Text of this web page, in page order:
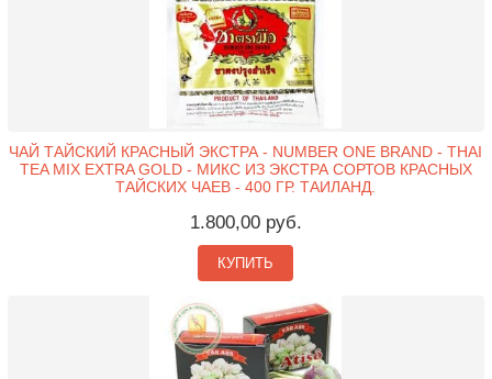
ЧАЙ ТАЙСКИЙ КРАСНЫЙ ЭКСТРА - NUMBER ONE BRAND - THAI
TEA MIX EXTRA GOLD - МИКС ИЗ ЭКСТРА СОРТОВ КРАСНЫХ
ТАЙСКИХ ЧАЕВ - 400 ГР. ТАИЛАНД.
1.800,00 руб.
КУПИТЬ